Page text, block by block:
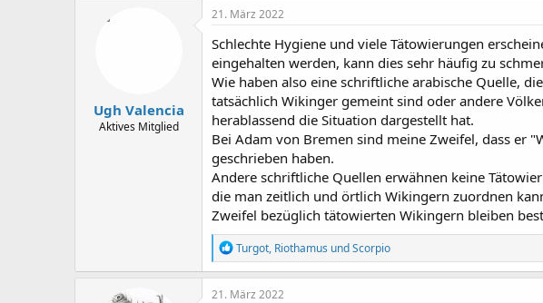
Ugh Valencia
Aktives Mitglied
21. März 2022
Schlechte Hygiene und viele Tätowierungen
eingehalten werden, kann dies sehr häufig zu
Wie haben also eine schriftliche arabische Quelle,
tatsächlich Wikinger gemeint sind oder andere
herablassend die Situation dargestellt hat.
Bei Adam von Bremen sind meine Zweifel, dass er
geschrieben haben.
Andere schriftliche Quellen erwähnen keine
die man zeitlich und örtlich Wikingern zuordnen
Zweifel bezüglich tätowierten Wikingern bleiben
R
e
a
k
Turgot, Riothamus undScorpio
21. März 2022